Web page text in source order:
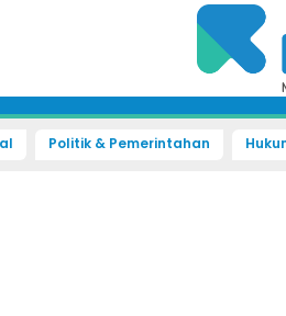
Politik & Pemerintahan